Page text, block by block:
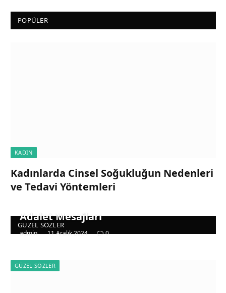
POPÜLER
KADIN
Kadınlarda Cinsel Soğukluğun Nedenleri
ve Tedavi Yöntemleri
GÜZEL SÖZLER
Adalet Mesajları
admin 11 Aralık 2024 0
GÜZEL SÖZLER